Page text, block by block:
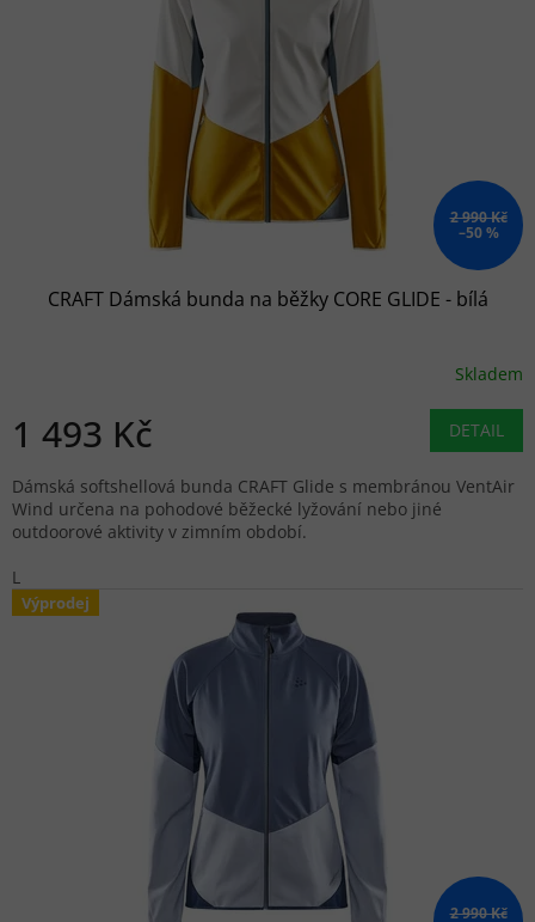
2 990 Kč
–50 %
CRAFT Dámská bunda na běžky CORE GLIDE - bílá
Skladem
1 493 Kč DETAIL
Dámská softshellová bunda CRAFT Glide s membránou VentAir
Wind určena na pohodové běžecké lyžování nebo jiné
outdoorové aktivity v zimním období.
L
Výprodej
2 990 Kč